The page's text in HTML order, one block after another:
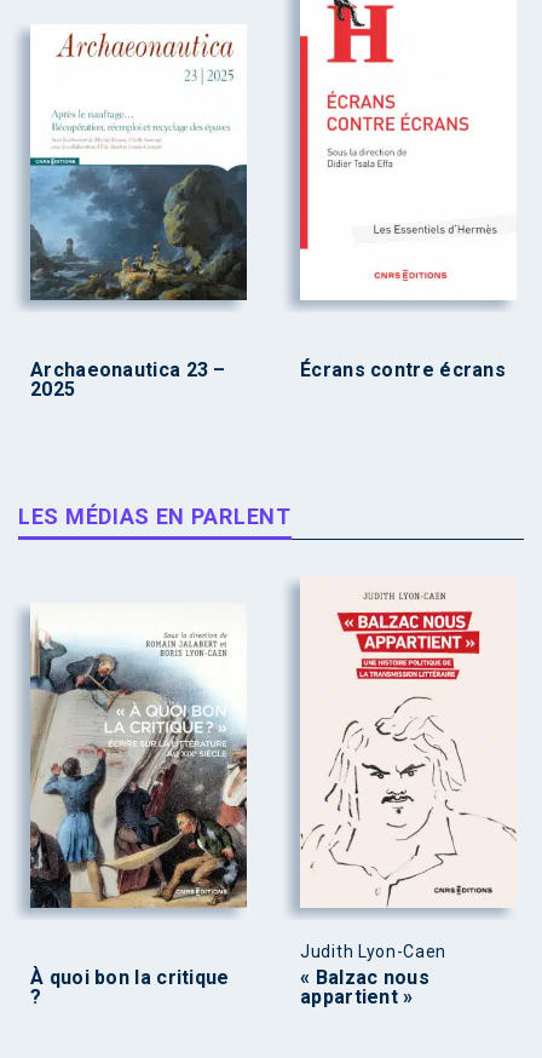
Archaeonautica 23 –
2025
Écrans contre écrans
LES MÉDIAS EN PARLENT
À quoi bon la critique
?
Judith Lyon-Caen
« Balzac nous
appartient »